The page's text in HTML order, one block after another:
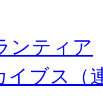
ンティア
イブス（